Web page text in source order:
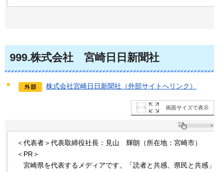
999.株式会社 宮崎日日新聞社
株式会社宮崎日日新聞社（外部サイトへリンク）
画面サイズで表示
＜代表者＞代表取締役社長：見山 輝朗 （所在地：宮崎市）
＜PR＞
宮崎県を代表するメディアです。「読者と共感、県民と共感」